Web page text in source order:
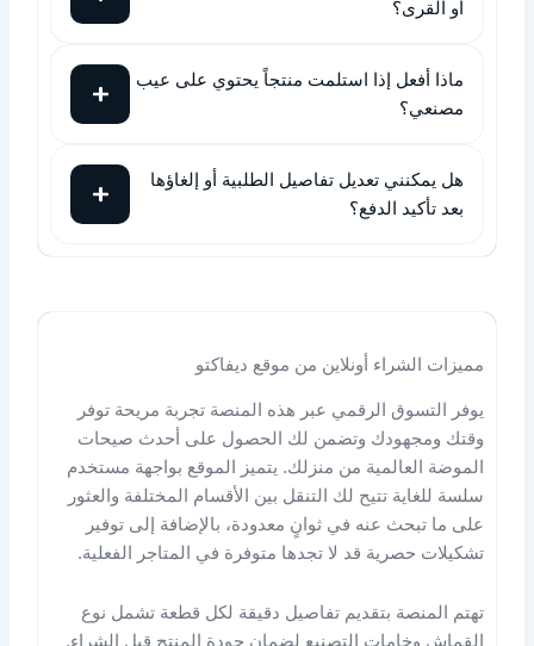
أو القرى؟
ماذا أفعل إذا استلمت منتجاً يحتوي على عيب
مصنعي؟
هل يمكنني تعديل تفاصيل الطلبية أو إلغاؤها
بعد تأكيد الدفع؟
مميزات الشراء أونلاين من موقع ديفاكتو
يوفر التسوق الرقمي عبر هذه المنصة تجربة مريحة توفر
وقتك ومجهودك وتضمن لك الحصول على أحدث صيحات
الموضة العالمية من منزلك. يتميز الموقع بواجهة مستخدم
سلسة للغاية تتيح لك التنقل بين الأقسام المختلفة والعثور
على ما تبحث عنه في ثوانٍ معدودة، بالإضافة إلى توفير
تشكيلات حصرية قد لا تجدها متوفرة في المتاجر الفعلية.
تهتم المنصة بتقديم تفاصيل دقيقة لكل قطعة تشمل نوع
القماش وخامات التصنيع لضمان جودة المنتج قبل الشراء.